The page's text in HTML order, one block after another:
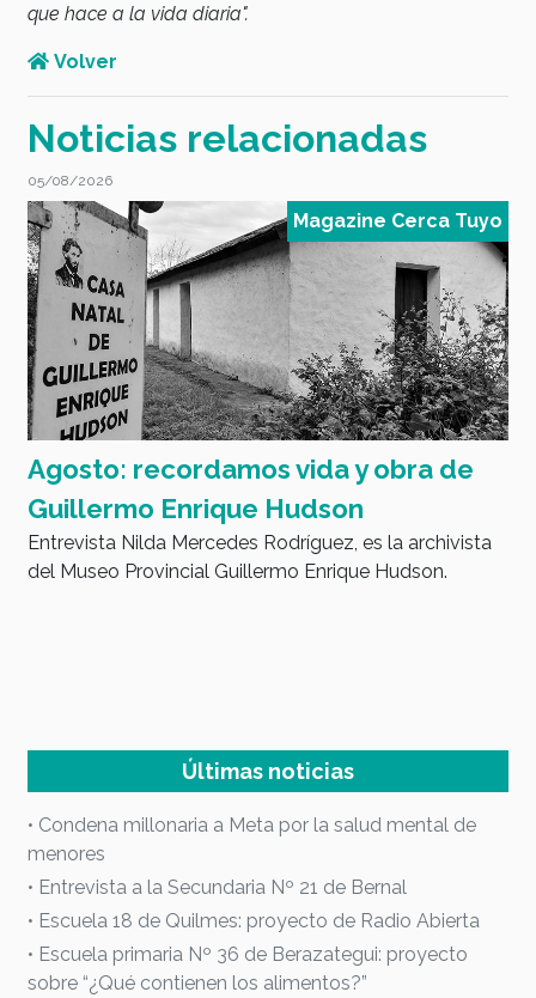
que hace a la vida diaria".
Volver
Noticias relacionadas
05/08/2026
Magazine Cerca Tuyo
Agosto: recordamos vida y obra de
Guillermo Enrique Hudson
Entrevista Nilda Mercedes Rodríguez, es la archivista
del Museo Provincial Guillermo Enrique Hudson.
Últimas noticias
• Condena millonaria a Meta por la salud mental de
menores
• Entrevista a la Secundaria Nº 21 de Bernal
• Escuela 18 de Quilmes: proyecto de Radio Abierta
• Escuela primaria Nº 36 de Berazategui: proyecto
sobre “¿Qué contienen los alimentos?”